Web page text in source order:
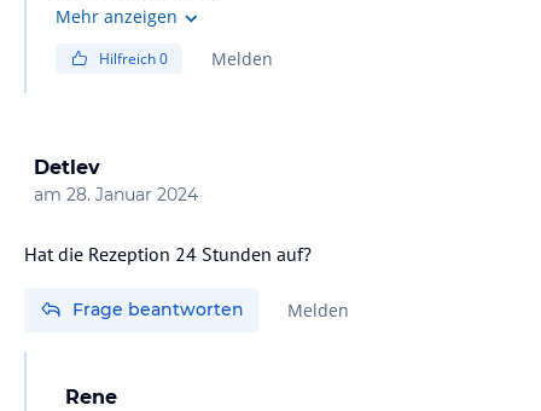
Vielleicht einfach mal im Hotel anrufen und nachfragen
Mehr anzeigen
Hilfreich0 Melden
Detlev
am 28. Januar 2024
Frage beantworten Melden
Rene